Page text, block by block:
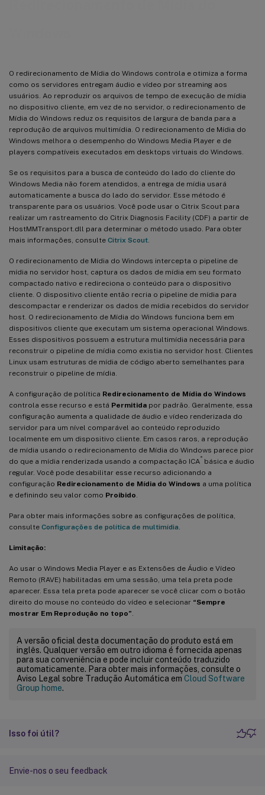
O redirecionamento de Mídia do Windows controla e otimiza a forma
como os servidores entregam áudio e vídeo por streaming aos
usuários. Ao reproduzir os arquivos de tempo de execução de mídia
no dispositivo cliente, em vez de no servidor, o redirecionamento de
Mídia do Windows reduz os requisitos de largura de banda para a
reprodução de arquivos multimídia. O redirecionamento de Mídia do
Windows melhora o desempenho do Windows Media Player e de
players compatíveis executados em desktops virtuais do Windows.
Se os requisitos para a busca de conteúdo do lado do cliente do
Windows Media não forem atendidos, a entrega de mídia usará
automaticamente a busca do lado do servidor. Esse método é
transparente para os usuários. Você pode usar o Citrix Scout para
realizar um rastreamento do Citrix Diagnosis Facility (CDF) a partir de
HostMMTransport.dll para determinar o método usado. Para obter
mais informações, consulte Citrix Scout
O redirecionamento de Mídia do Windows intercepta o pipeline de
mídia no servidor host, captura os dados de mídia em seu formato
compactado nativo e redireciona o conteúdo para o dispositivo
cliente. O dispositivo cliente então recria o pipeline de mídia para
descompactar e renderizar os dados de mídia recebidos do servidor
host. O redirecionamento de Mídia do Windows funciona bem em
dispositivos cliente que executam um sistema operacional Windows.
Esses dispositivos possuem a estrutura multimídia necessária para
reconstruir o pipeline de mídia como existia no servidor host. Clientes
Linux usam estruturas de mídia de código aberto semelhantes para
reconstruir o pipeline de mídia.
A configuração de política Redirecionamento de Mídia do Windows
controla esse recurso e está Permitida por padrão. Geralmente, essa
configuração aumenta a qualidade de áudio e vídeo renderizada do
servidor para um nível comparável ao conteúdo reproduzido
localmente em um dispositivo cliente. Em casos raros, a reprodução
de mídia usando o redirecionamento de Mídia do Windows parece pior
do que a mídia renderizada usando a compactação ICA®
básica e áudio
regular. Você pode desabilitar esse recurso adicionando a
configuração Redirecionamento de Mídia do Windows a uma política
e definindo seu valor como Proibido
Para obter mais informações sobre as configurações de política,
consulte Configurações de política de multimídia
Limitação:
Ao usar o Windows Media Player e as Extensões de Áudio e Vídeo
Remoto (RAVE) habilitadas em uma sessão, uma tela preta pode
aparecer. Essa tela preta pode aparecer se você clicar com o botão
direito do mouse no conteúdo do vídeo e selecionar “Sempre
mostrar Em Reprodução no topo”
A versão oficial desta documentação do produto está em
inglês. Qualquer versão em outro idioma é fornecida apenas
para sua conveniência e pode incluir conteúdo traduzido
automaticamente. Para obter mais informações, consulte o
Aviso Legal sobre Tradução Automática em Cloud Software
Group home.
Isso foi útil?
Envie-nos o seu feedback